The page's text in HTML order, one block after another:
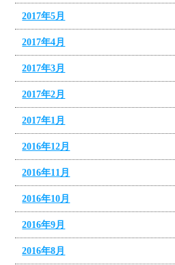
2017年5月
2017年4月
2017年3月
2017年2月
2017年1月
2016年12月
2016年11月
2016年10月
2016年9月
2016年8月